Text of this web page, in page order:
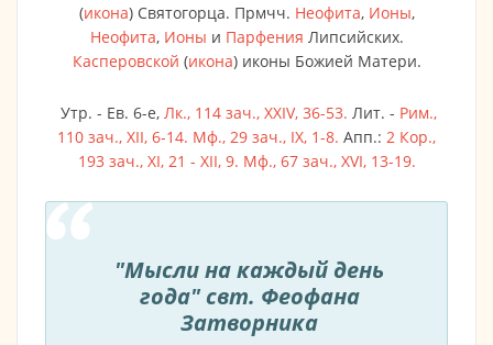
(икона) Святогорца. Прмчч. Неофита, Ионы,
Неофита, Ионы и Парфения Липсийских.
Касперовской (икона) иконы Божией Матери.
Утр. - Ев. 6-е, Лк., 114 зач., XXIV, 36-53. Лит. - Рим.,
110 зач., XII, 6-14. Мф., 29 зач., IX, 1-8. Апп.: 2 Кор.,
193 зач., XI, 21 - XII, 9. Мф., 67 зач., XVI, 13-19.
"Мысли на каждый день
года" свт. Феофана
Затворника